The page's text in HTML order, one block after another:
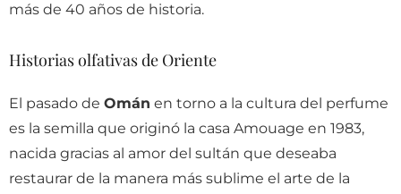
más de 40 años de historia.
Historias olfativas de Oriente
El pasado de Omán en torno a la cultura del perfume
es la semilla que originó la casa Amouage en 1983,
nacida gracias al amor del sultán que deseaba
restaurar de la manera más sublime el arte de la